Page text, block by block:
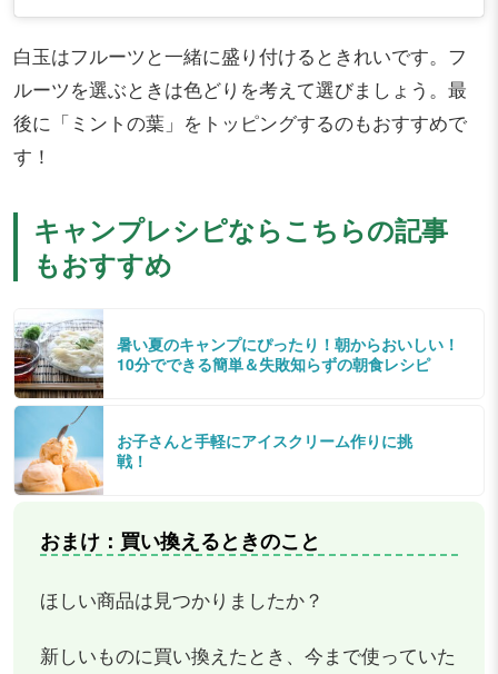
白玉はフルーツと一緒に盛り付けるときれいです。フ
ルーツを選ぶときは色どりを考えて選びましょう。最
後に「ミントの葉」をトッピングするのもおすすめで
す！
キャンプレシピならこちらの記事
もおすすめ
暑い夏のキャンプにぴったり！朝からおいしい！
10分でできる簡単＆失敗知らずの朝食レシピ
お子さんと手軽にアイスクリーム作りに挑
戦！
おまけ：買い換えるときのこと
ほしい商品は見つかりましたか？
新しいものに買い換えたとき、今まで使っていた